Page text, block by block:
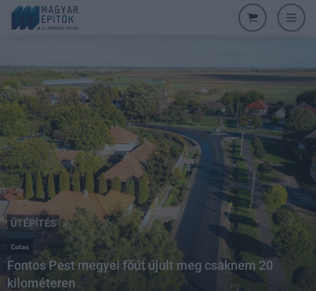
ÚTÉPÍTÉS
Colas
Fontos Pest megyei főút újult meg csaknem 20
kilométeren